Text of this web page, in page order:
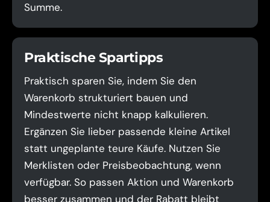
Summe.
Praktische Spartipps
Praktisch sparen Sie, indem Sie den
Warenkorb strukturiert bauen und
Mindestwerte nicht knapp kalkulieren.
Ergänzen Sie lieber passende kleine Artikel
statt ungeplante teure Käufe. Nutzen Sie
Merklisten oder Preisbeobachtung, wenn
verfügbar. So passen Aktion und Warenkorb
besser zusammen und der Rabatt bleibt